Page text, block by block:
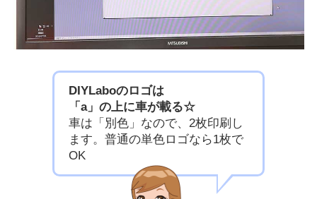
DIYLaboのロゴは
「a」の上に車が載る☆
車は「別色」なので、2枚印刷し
ます。普通の単色ロゴなら1枚で
OK